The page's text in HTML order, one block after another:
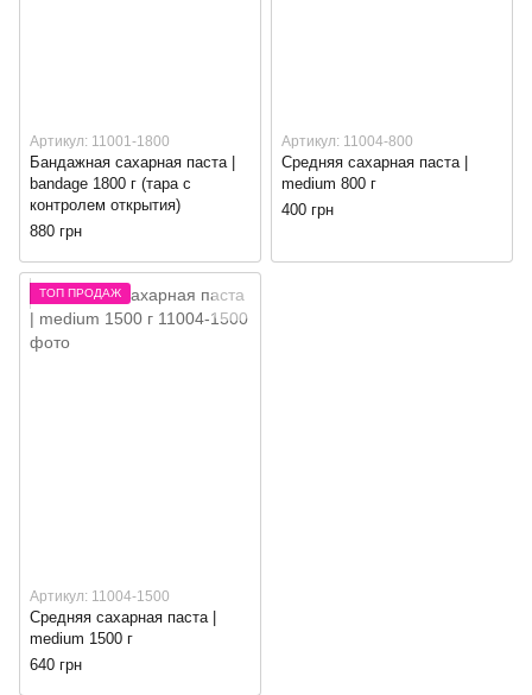
Артикул: 11001-1800
Бандажная сахарная паста |
bandage 1800 г (тара с
контролем открытия)
880 грн
Артикул: 11004-800
Средняя сахарная паста |
medium 800 г
400 грн
ТОП ПРОДАЖ
Артикул: 11004-1500
Средняя сахарная паста |
medium 1500 г
640 грн